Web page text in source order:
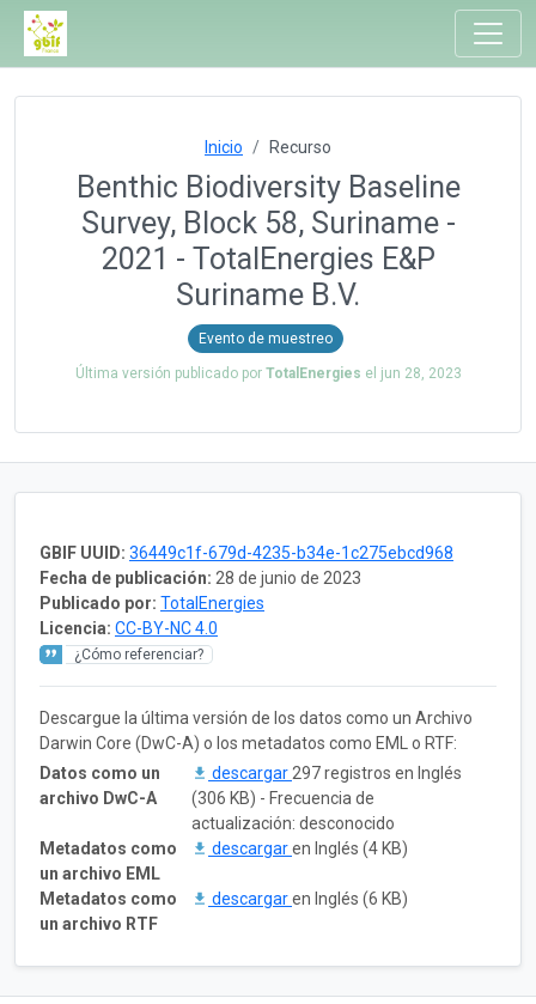
Inicio Recurso
Benthic Biodiversity Baseline
Survey, Block 58, Suriname -
2021 - TotalEnergies E&P
Suriname B.V.
Evento de muestreo
Última versión publicado por TotalEnergies el jun 28, 2023
GBIF UUID: 36449c1f-679d-4235-b34e-1c275ebcd968
Fecha de publicación: 28 de junio de 2023
Publicado por: TotalEnergies
Licencia: CC-BY-NC 4.0
¿Cómo referenciar?
Descargue la última versión de los datos como un Archivo
Darwin Core (DwC-A) o los metadatos como EML o RTF:
Datos como un
archivo DwC-A
descargar 297 registros en Inglés
(306 KB) - Frecuencia de
actualización: desconocido
Metadatos como
un archivo EML
descargaren Inglés (4 KB)
Metadatos como
un archivo RTF
descargaren Inglés (6 KB)